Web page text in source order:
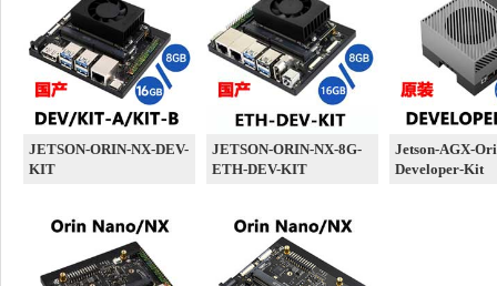
JETSON-ORIN-NX-DEV-
KIT
JETSON-ORIN-NX-8G-
ETH-DEV-KIT
Jetson-AGX-
Developer-Kit